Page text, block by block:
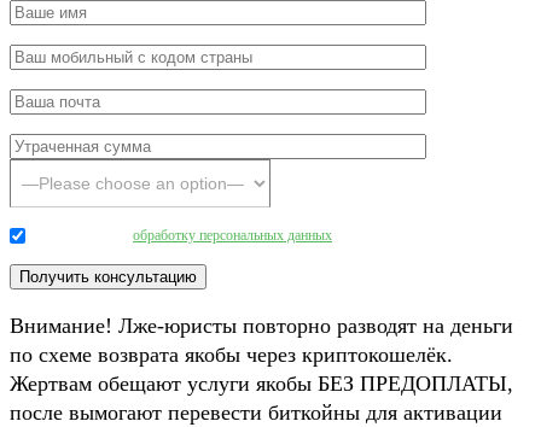
обработку персональных данных
Внимание! Лже-юристы повторно разводят на деньги
по схеме возврата якобы через криптокошелёк.
Жертвам обещают услуги якобы БЕЗ ПРЕДОПЛАТЫ,
после вымогают перевести биткойны для активации